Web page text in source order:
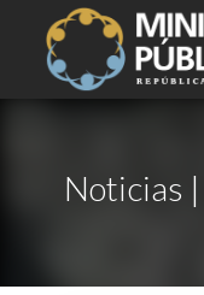
Noticias